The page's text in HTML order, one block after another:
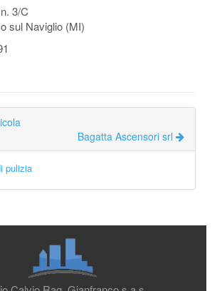
3/C
sul Naviglio (MI)
Bagatta Ascensori srl
pulizia